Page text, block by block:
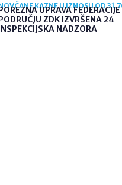
KAZNE U IZNOSU OD
UPRAVA
ZDK IZVRŠENA 24
NADZORA